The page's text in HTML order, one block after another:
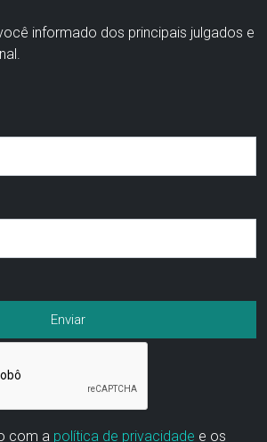
informado dos principais julgados e
com a política de privacidade e os